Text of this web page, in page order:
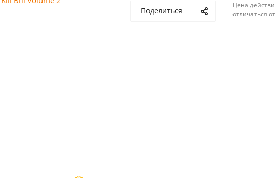
Поделиться
Цена
отличаться